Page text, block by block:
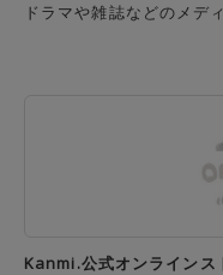
ドラマや雑誌などのメデ
Kanmi.公式オンラインス